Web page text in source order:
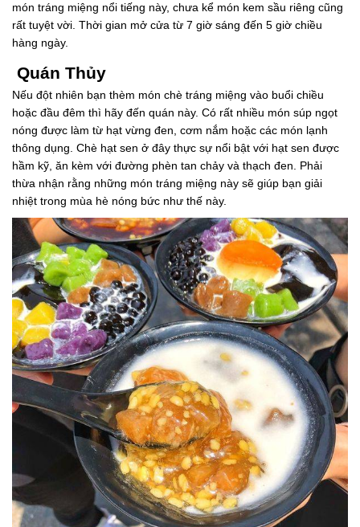
món tráng miệng nổi tiếng này, chưa kể món kem sầu riêng cũng
rất tuyệt vời. Thời gian mở cửa từ 7 giờ sáng đến 5 giờ chiều
hàng ngày.
Quán Thủy
Nếu đột nhiên bạn thèm món chè tráng miệng vào buổi chiều
hoặc đầu đêm thì hãy đến quán này. Có rất nhiều món súp ngọt
nóng được làm từ hạt vừng đen, cơm nắm hoặc các món lạnh
thông dụng. Chè hạt sen ở đây thực sự nổi bật với hạt sen được
hầm kỹ, ăn kèm với đường phèn tan chảy và thạch đen. Phải
thừa nhận rằng những món tráng miệng này sẽ giúp bạn giải
nhiệt trong mùa hè nóng bức như thế này.